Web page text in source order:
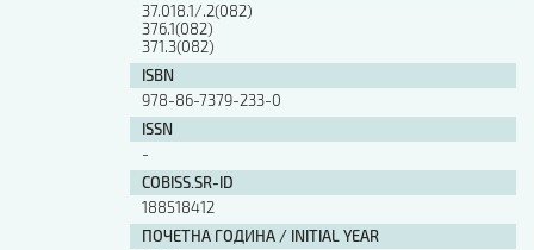
37.018.1/.2(082)
376.1(082)
371.3(082)
ISBN
978-86-7379-233-0
ISSN
-
COBISS.SR-ID
188518412
ПОЧЕТНА ГОДИНА / INITIAL YEAR